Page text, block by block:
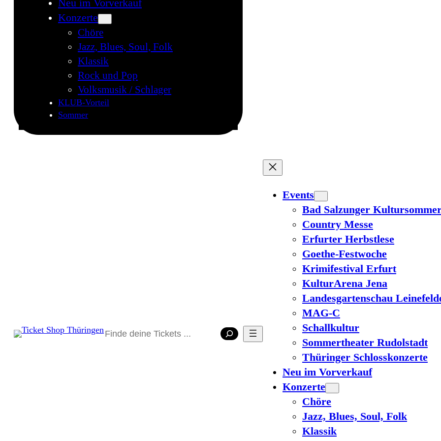
Neu im Vorverkauf
Konzerte
Chöre
Jazz, Blues, Soul, Folk
Klassik
Rock und Pop
Volksmusik / Schlager
KLUB-Vorteil
Sommer
Suchen
Events
Bad Salzunger
Country Messe
Erfurter Herbstlese
Goethe-Festwoche
Krimifestival Erfurt
KulturArena Jena
Landesgartenschau
MAG-C
Schallkultur
Sommertheater Rudolstadt
Thüringer Schlosskonzerte
Neu im Vorverkauf
Konzerte
Chöre
Jazz, Blues, Soul, Folk
Klassik